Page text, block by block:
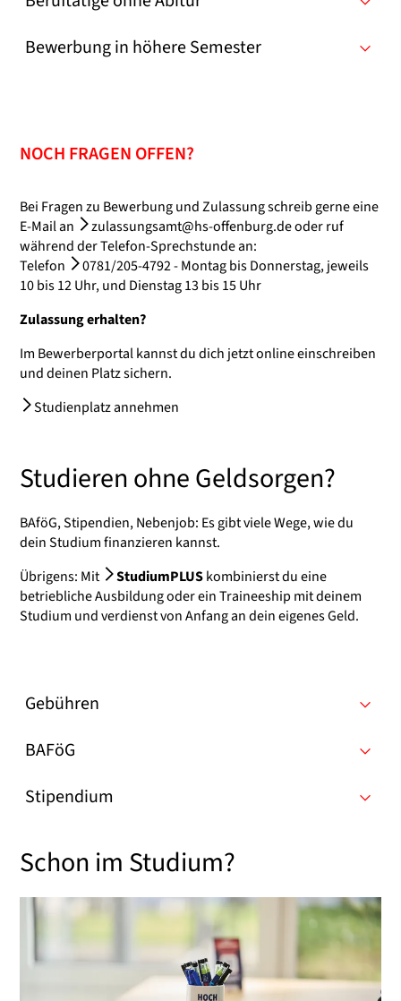
Bewerbung in höhere Semester
NOCH FRAGEN OFFEN?
Bei Fragen zu Bewerbung und Zulassung schreib gerne eine
E-Mail an
zulassungsamt@hs-offenburg.deoder ruf
während der Telefon-Sprechstunde an:
Telefon
0781/205-4792- Montag bis Donnerstag, jeweils
10 bis 12 Uhr, und Dienstag 13 bis 15 Uhr
Zulassung erhalten?
Im Bewerberportal kannst du dich jetzt online einschreiben
und deinen Platz sichern.
Studienplatz annehmen
Studieren ohne Geldsorgen?
BAföG, Stipendien, Nebenjob: Es gibt viele Wege, wie du
dein Studium finanzieren kannst.
Übrigens: Mit
StudiumPLUSkombinierst du eine
betriebliche Ausbildung oder ein Traineeship mit deinem
Studium und verdienst von Anfang an dein eigenes Geld.
Gebühren
BAFöG
Stipendium
Schon im Studium?